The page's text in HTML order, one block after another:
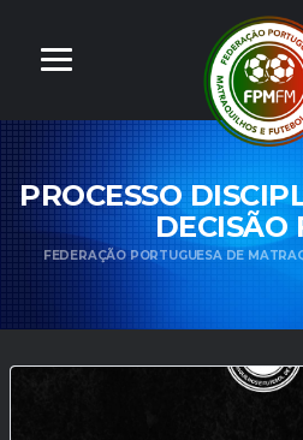
PROCESSO
DECISÃO
FEDERAÇÃO PORTUGUESA DE